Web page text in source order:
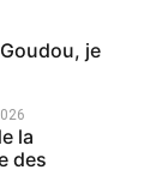
je
la
des